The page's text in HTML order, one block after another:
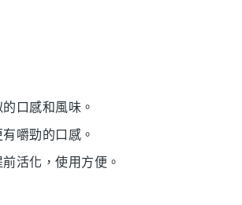
口感和風味。
嚼勁的口感。
活化，使用方便。